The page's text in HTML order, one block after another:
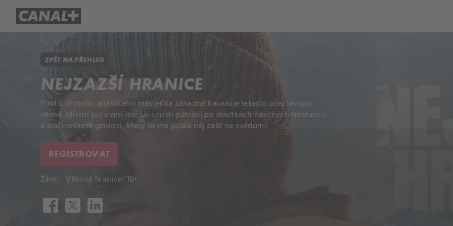
ZPĚT NA PŘEHLED
NEJZAZŠÍ HRANICE
Poblíž drsného aljašského městečka záhadně havaruje letadlo přepravující
vězně. Místní policejní maršál spustí pátrání po desítkách násilných trestanců
a zločineckém géniovi, který to má podle něj celé na svědomí.
REGISTROVAT
Žánr: Věková hranice: 16+